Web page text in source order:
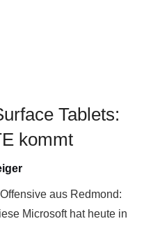
Tablets:
kommt
aus Redmond:
Microsoft hat heute in